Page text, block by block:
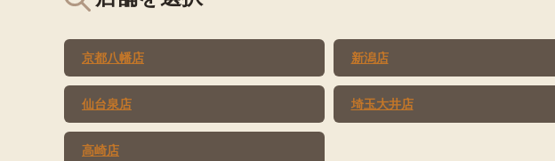
京都八幡店 新潟店
仙台泉店 埼玉大井店
高崎店